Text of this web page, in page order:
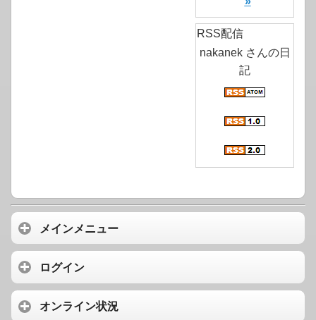
RSS配信
nakanek さんの日
記
メインメニュー
ログイン
オンライン状況